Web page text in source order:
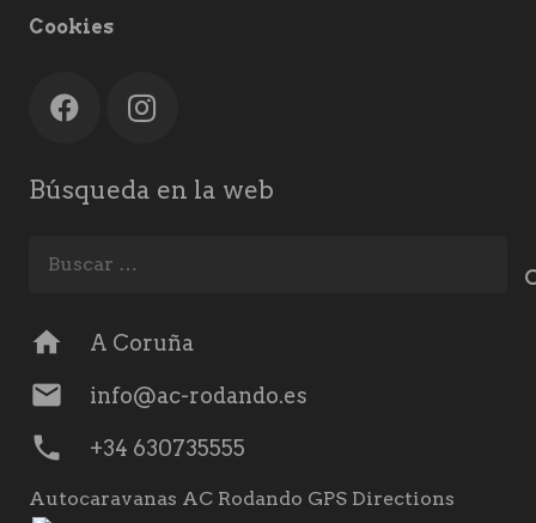
Cookies
Búsqueda en la web
home A Coruña
mail info@ac-rodando.es
phone +34 630735555
Autocaravanas AC Rodando GPS Directions